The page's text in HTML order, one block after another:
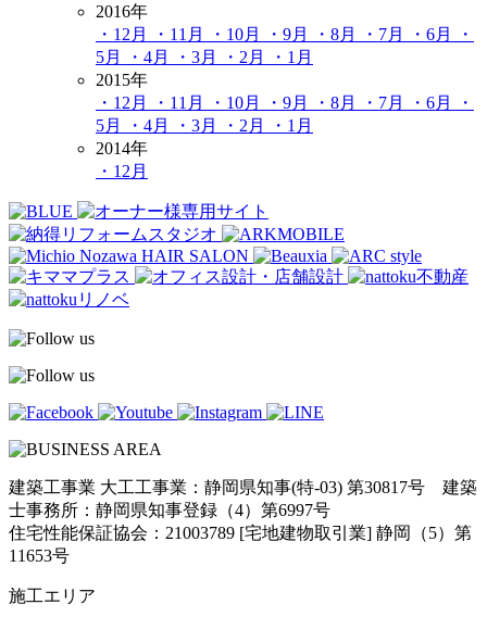
2016年
・12月
・11月 ・10月 ・9月 ・8月 ・7月 ・6月
・
5月
・4月 ・3月 ・2月
・1月
2015年
・12月
・11月 ・10月 ・9月 ・8月 ・7月 ・6月
・
5月
・4月 ・3月 ・2月
・1月
2014年
・12月
建築工事業 大工工事業：静岡県知事(特-03) 第30817号 建築
士事務所：静岡県知事登録（4）第6997号
住宅性能保証協会：21003789 [宅地建物取引業] 静岡（5）第
11653号
施工エリア